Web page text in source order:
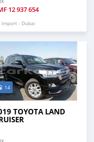
12 937 654
Import - Dubai
14
TOYOTA LAND